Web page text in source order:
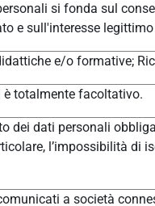
si fonda sul
e sull'interesse
e/o formative;
totalmente facoltativo.
dei dati personali
l’impossibilità
a società